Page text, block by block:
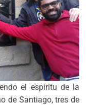
el espíritu de la
de Santiago, tres de